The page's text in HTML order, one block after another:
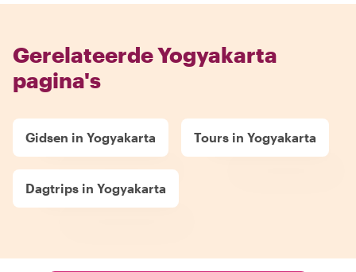
Gerelateerde Yogyakarta
pagina's
Gidsen in Yogyakarta Tours in Yogyakarta
Dagtrips in Yogyakarta